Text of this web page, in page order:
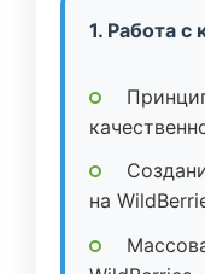
1. Работа с
на